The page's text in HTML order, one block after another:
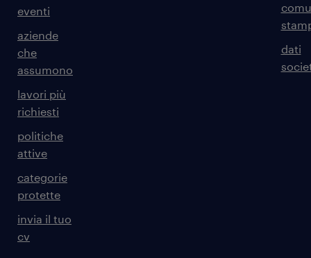
eventi
aziende
che
assumono
lavori più
richiesti
politiche
attive
categorie
protette
invia il tuo
cv
dati